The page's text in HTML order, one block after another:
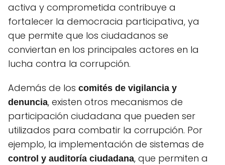
activa y comprometida contribuye a
fortalecer la democracia participativa, ya
que permite que los ciudadanos se
conviertan en los principales actores en la
lucha contra la corrupción.
Además de los comités de vigilancia y
denuncia, existen otros mecanismos de
participación ciudadana que pueden ser
utilizados para combatir la corrupción. Por
ejemplo, la implementación de sistemas de
control y auditoría ciudadana, que permiten a